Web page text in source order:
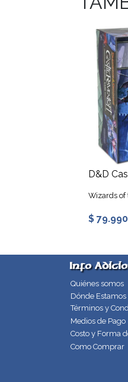
Wizards of
$ 79.990
Info
Quiénes somos
Dónde Estamos
Términos y
Medios de Pago
Costo y Forma
Como Comprar